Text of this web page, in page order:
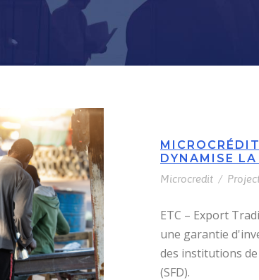
DYNAMISE LA
Microcredit /
ETC – Export
une garantie
des institutions
(SFD).